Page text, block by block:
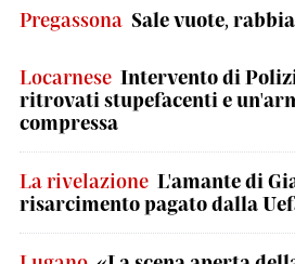
Pregassona Sale vuote,
Locarnese Intervento di
ritrovati stupefacenti e
compressa
La rivelazione L'amante di
risarcimento pagato dalla